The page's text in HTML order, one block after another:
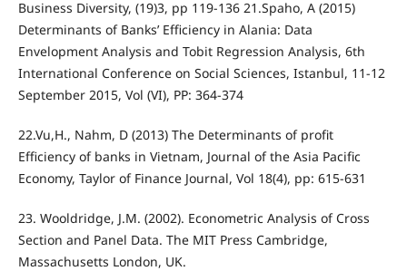
Business Diversity, (19)3, pp 119-136 21.Spaho, A (2015)
Determinants of Banks’ Efficiency in Alania: Data
Envelopment Analysis and Tobit Regression Analysis, 6th
International Conference on Social Sciences, Istanbul, 11-12
September 2015, Vol (VI), PP: 364-374
22.Vu,H., Nahm, D (2013) The Determinants of profit
Efficiency of banks in Vietnam, Journal of the Asia Pacific
Economy, Taylor of Finance Journal, Vol 18(4), pp: 615-631
23. Wooldridge, J.M. (2002). Econometric Analysis of Cross
Section and Panel Data. The MIT Press Cambridge,
Massachusetts London, UK.